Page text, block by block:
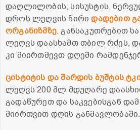
დაღლილობის, სისუსტის,
დროს ლეღვის ჩირიდადებით
ორგანიზმზე. განსაკუთრებით
ლეღვს დაასხამთ თბილ რძეს,
კი მიირთმევთ დღეში
ცისტიტის და შარდის ბუშტის
ლეღვს 200 მლ მდუღარე
გადაწურეთ და საკვებისგან
მიირთვით დღის განმავლობაში.